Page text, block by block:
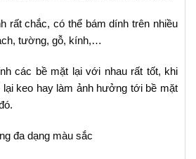
rất chắc, có thể bám dính trên nhiều
tường, gỗ, kính,…
các bề mặt lại với nhau rất tốt, khi
lại keo hay làm ảnh hưởng tới bề mặt